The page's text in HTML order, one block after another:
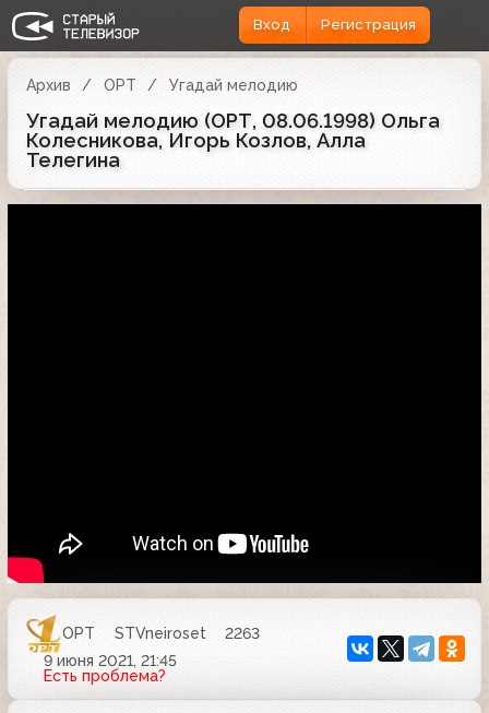
Вход Регистрация
Архив ОРТ Угадай мелодию
Угадай мелодию (ОРТ, 08.06.1998) Ольга
Колесникова, Игорь Козлов, Алла
Телегина
ОРТ STVneiroset
2263
9 июня 2021, 21:45
Есть проблема?